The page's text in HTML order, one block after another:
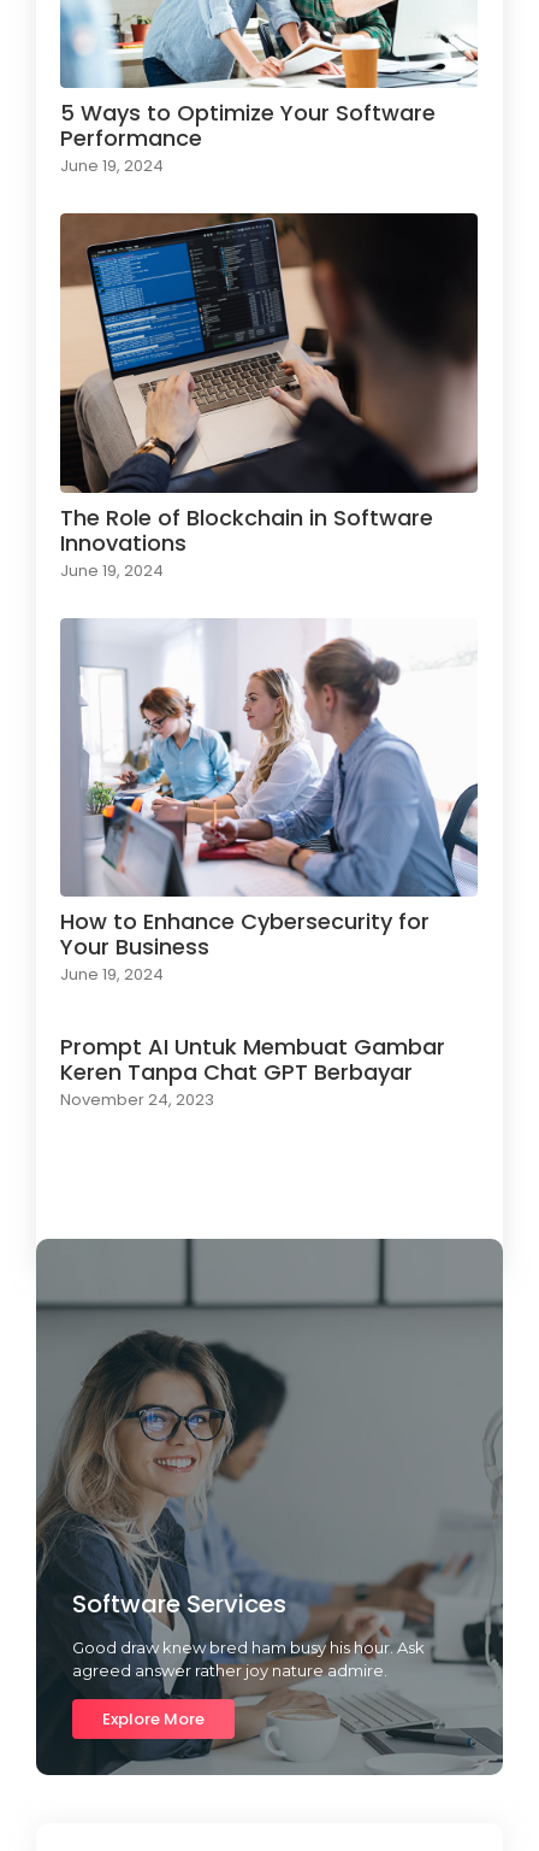
5 Ways to Optimize Your Software
Performance
June 19, 2024
The Role of Blockchain in Software
Innovations
June 19, 2024
How to Enhance Cybersecurity for
Your Business
June 19, 2024
Prompt AI Untuk Membuat Gambar
Keren Tanpa Chat GPT Berbayar
November 24, 2023
Software Services
Good draw knew bred ham busy his hour. Ask
agreed answer rather joy nature admire.
Explore More